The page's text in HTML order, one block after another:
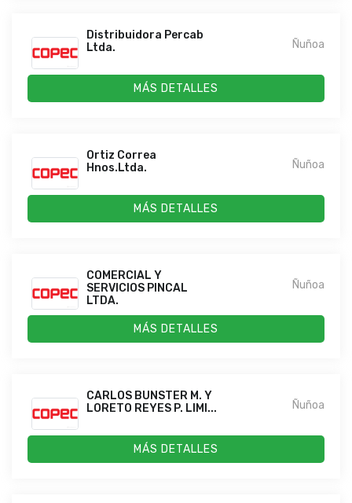
Distribuidora Percab
Ltda.
Ñuñoa
MÁS DETALLES
Ortiz Correa
Hnos.Ltda.
Ñuñoa
MÁS DETALLES
COMERCIAL Y
SERVICIOS PINCAL
LTDA.
Ñuñoa
MÁS DETALLES
CARLOS BUNSTER M. Y
LORETO REYES P. LIMI...
Ñuñoa
MÁS DETALLES